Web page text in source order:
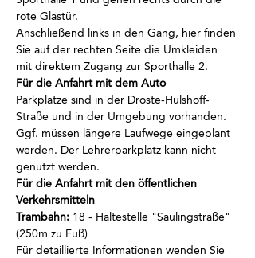
rote Glastür.
Anschließend links in den Gang, hier finden
Sie auf der rechten Seite die Umkleiden
mit direktem Zugang zur Sporthalle 2.
Für die Anfahrt mit dem Auto
Parkplätze sind in der Droste-Hülshoff-
Straße und in der Umgebung vorhanden.
Ggf. müssen längere Laufwege eingeplant
werden. Der Lehrerparkplatz kann nicht
genutzt werden.
Für die Anfahrt mit den öffentlichen
Verkehrsmitteln
Trambahn: 18 - Haltestelle "Säulingstraße"
(250m zu Fuß)
Für detaillierte Informationen wenden Sie